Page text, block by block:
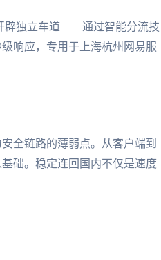
辟独立车道——通过智能分流技
响应，专用于上海杭州网易服
全链路的薄弱点。从客户端到
础。稳定连回国内不仅是速度